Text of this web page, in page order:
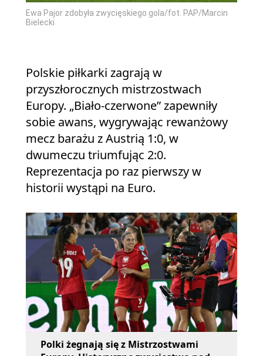
Ewa Pajor zdobyła zwycięskiego gola/fot. PAP/Marcin
Bielecki
Polskie piłkarki zagrają w
przyszłorocznych mistrzostwach
Europy. „Biało-czerwone” zapewniły
sobie awans, wygrywając rewanżowy
mecz barażu z Austrią 1:0, w
dwumeczu triumfując 2:0.
Reprezentacja po raz pierwszy w
historii wystąpi na Euro.
Polki żegnają się z Mistrzostwami